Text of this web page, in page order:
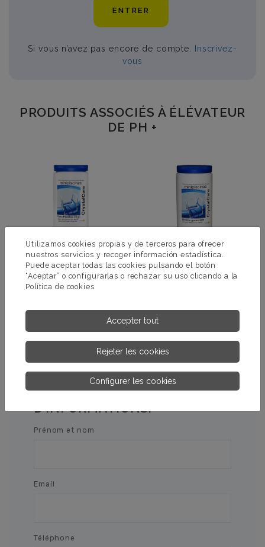
ENTRER
Si vous n’avez pas encore de compte.
Inscrivez-
vous
PRODUITS ASSOCIÉS À ÉLÉVATEUR
DE PH +
PASTILLES DE CHLORE 20
G
DEMANDEZ-NOUS PLUS
D’INFORMATIONS.
Prénom et nom
Email
Téléphone
Utilizamos cookies propias y de terceros para ofrecer
nuestros servicios y recoger información estadística.
Puede aceptar todas las cookies pulsando el botón
“Aceptar” o configurarlas o rechazar su uso clicando a la
Política de cookies
Accepter tout
Rejeter les cookies
Configurer les cookies